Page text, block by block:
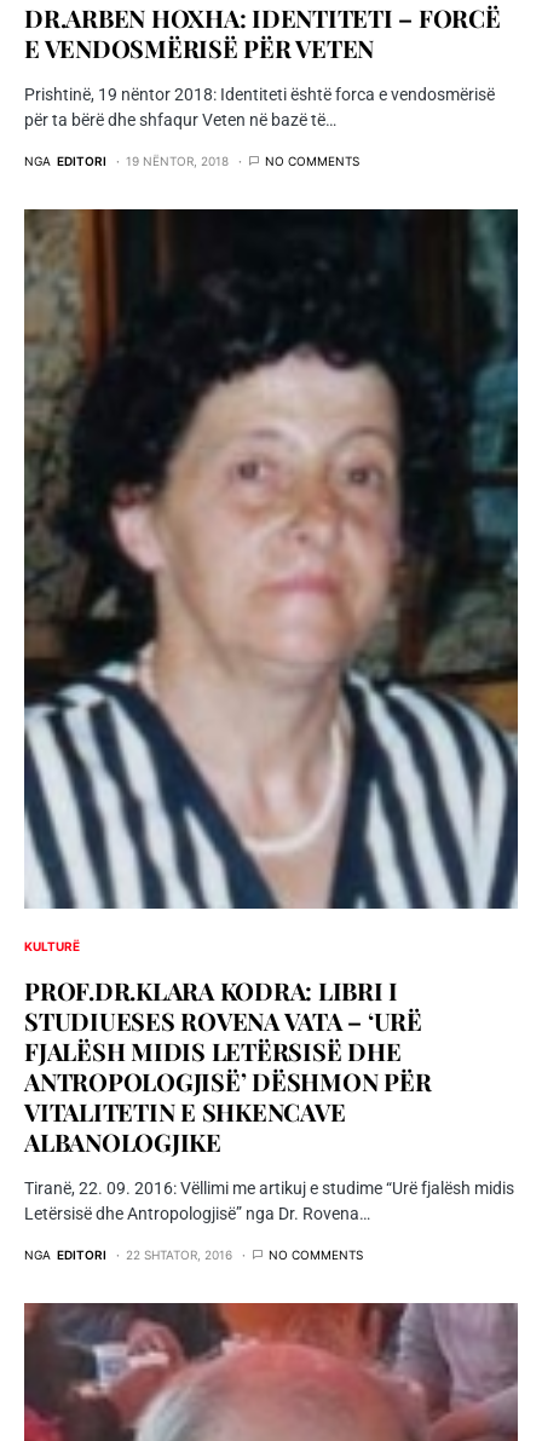
DR.ARBEN HOXHA: IDENTITETI – FORCË
E VENDOSMËRISË PËR VETEN
Prishtinë, 19 nëntor 2018: Identiteti është forca e vendosmërisë
për ta bërë dhe shfaqur Veten në bazë të…
NGA EDITORI 19 NËNTOR, 2018 NO COMMENTS
KULTURË
PROF.DR.KLARA KODRA: LIBRI I
STUDIUESES ROVENA VATA – ‘URË
FJALËSH MIDIS LETËRSISË DHE
ANTROPOLOGJISË’ DËSHMON PËR
VITALITETIN E SHKENCAVE
ALBANOLOGJIKE
Tiranë, 22. 09. 2016: Vëllimi me artikuj e studime “Urë fjalësh midis
Letërsisë dhe Antropologjisë” nga Dr. Rovena…
NGA EDITORI 22 SHTATOR, 2016 NO COMMENTS